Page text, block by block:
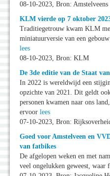
08-10-2023, Bron: Amstelveens
KLM vierde op 7 oktober
Traditiegetrouw kwam KLM
miniatuurversie van een
lees
08-10-2023, Bron: KLM
De 3de editie van de Staat
In 2022 is wereldwijd een
opzichte van 2021. Dit geldt
personen kwamen naar ons
ervoor lees
07-10-2023, Bron:
Goed voor Amstelveen en
van fatbikes
De afgelopen weken en met
veel ongelukken geweest,